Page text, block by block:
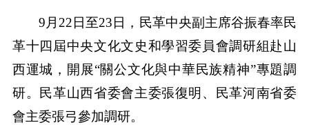
9月22日至23日，民革中央副主席谷振春率民
革十四屆中央文化文史和學習委員會調研組赴山
西運城，開展“關公文化與中華民族精神”專題調
研。民革山西省委會主委張復明、民革河南省委
會主委張弓參加調研。